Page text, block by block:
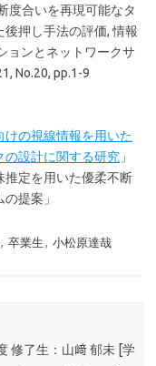
度合いを再現可能なタ
押し手法の評価, 情報
ョンとネットワークサ
No.20, pp.1-9
けの視線情報を用いた
の設計に関する研究 」
推定を用いた優柔不断
提案」
, 卒業生 , 小松原達哉
修了生：山﨑 郁未 [学